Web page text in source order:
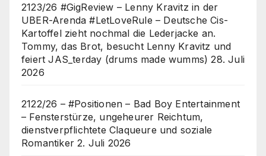
2123/26 #GigReview – Lenny Kravitz in der
UBER-Arenda #LetLoveRule – Deutsche Cis-
Kartoffel zieht nochmal die Lederjacke an.
Tommy, das Brot, besucht Lenny Kravitz und
feiert JAS_terday (drums made wumms) 28. Juli
2026
2122/26 – #Positionen – Bad Boy Entertainment
– Fensterstürze, ungeheurer Reichtum,
dienstverpflichtete Claqueure und soziale
Romantiker 2. Juli 2026